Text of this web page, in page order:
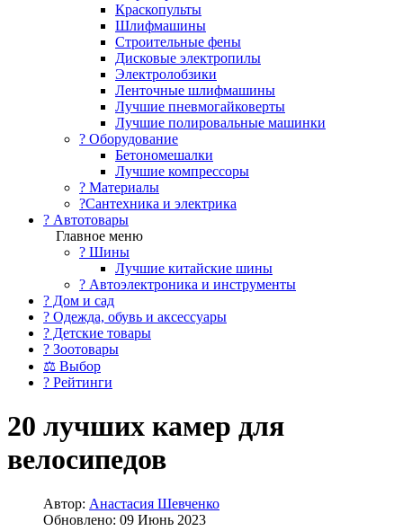
Краскопульты
Шлифмашины
Строительные фены
Дисковые электропилы
Электролобзики
Ленточные шлифмашины
Лучшие пневмогайковерты
Лучшие полировальные машинки
?️ Оборудование
Бетономешалки
Лучшие компрессоры
? Материалы
?Сантехника и электрика
? Автотовары
Главное меню
? Шины
Лучшие китайские шины
? Автоэлектроника и инструменты
? Дом и сад
? Одежда, обувь и аксессуары
? Детские товары
? Зоотовары
⚖ Выбор
? Рейтинги
20 лучших камер для
велосипедов
Автор: Анастасия Шевченко
Обновлено: 09 Июнь 2023